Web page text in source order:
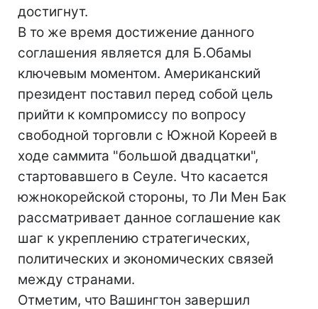
достигнут.
В то же время достижение данного
соглашения является для Б.Обамы
ключевым моментом. Американский
президент поставил перед собой цель
прийти к компромиссу по вопросу
свободной торговли с Южной Кореей в
ходе саммита "большой двадцатки",
стартовавшего в Сеуле. Что касается
южнокорейской стороны, то Ли Мен Бак
рассматривает данное соглашение как
шаг к укреплению стратегических,
политических и экономических связей
между странами.
Отметим, что Вашингтон завершил